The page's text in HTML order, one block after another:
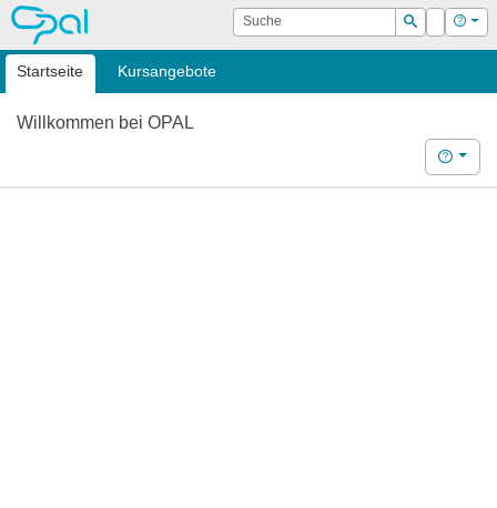
OPAL Suche
Suchen
Login Hilfe
Startseite Kursangebote
Willkommen bei OPAL
Hilfe